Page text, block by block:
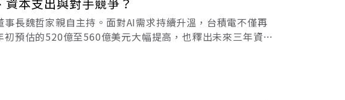
長魏哲家親自主持。面對AI需求持續升溫，台積電不僅再
預估的520億至560億美元大幅提高，也釋出未來三年資本